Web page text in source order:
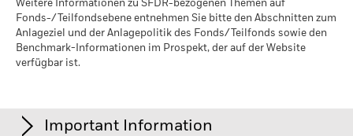
MSCI-Daten zur gewichteten
durchschnittlichen
Kohlenstoffintensität in
Prozent
Per 17.Juli2026
98.66
Per 17.Juli2026
werden für Unternehmen berechnet und ausgewiesen, die
gemäss der Definition von MSCI ESG Research mehr als 5 %
ihres Umsatzes mit Kraftwerkskohle oder Ölsanden
erwirtschaften. Für Engagements in Unternehmen, die
gemäss der Definition von MSCI ESG Research anderweitige
Für Kraftwerkskohle 0.15% und für Ölsande 0.00%.
Sustainability related disclosure - ISIX28TTL
(it)
Sustainability related disclosure - ISIX28TTL
(de)
Weitere Informationen zu SFDR-bezogenen Themen auf
Fonds-/Teilfondsebene entnehmen Sie bitte den Abschnitten zum
Anlageziel und der Anlagepolitik des Fonds/Teilfonds sowie den
Benchmark-Informationen im Prospekt, der auf der Website
verfügbar ist.
Important Information